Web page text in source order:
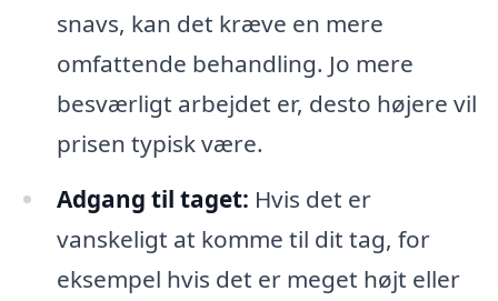
snavs, kan det kræve en mere
omfattende behandling. Jo mere
besværligt arbejdet er, desto højere vil
prisen typisk være.
Adgang til taget: Hvis det er
vanskeligt at komme til dit tag, for
eksempel hvis det er meget højt eller